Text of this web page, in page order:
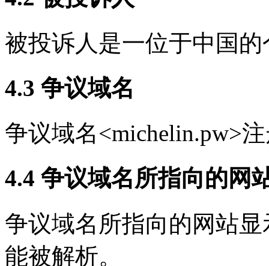
被投诉人是一位于中国的
4.3 争议域名
争议域名<michelin.pw>
4.4 争议域名所指向的网
争议域名所指向的网站
能被解析。